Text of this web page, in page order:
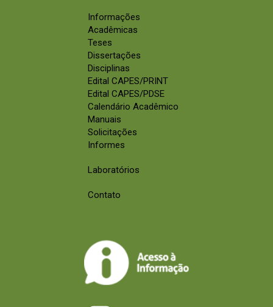
Informações
Acadêmicas
Teses
Dissertações
Disciplinas
Edital CAPES/PRINT
Edital CAPES/PDSE
Calendário Acadêmico
Manuais
Solicitações
Informes
Laboratórios
Contato